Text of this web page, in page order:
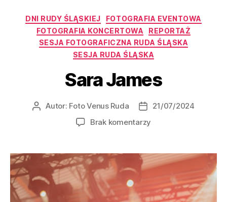
DNI RUDY ŚLĄSKIEJ
FOTOGRAFIA EVENTOWA
FOTOGRAFIA KONCERTOWA
REPORTAŻ
SESJA FOTOGRAFICZNA RUDA ŚLĄSKA
SESJA RUDA ŚLĄSKA
Sara James
Autor: Foto Venus Ruda
21/07/2024
Brak komentarzy